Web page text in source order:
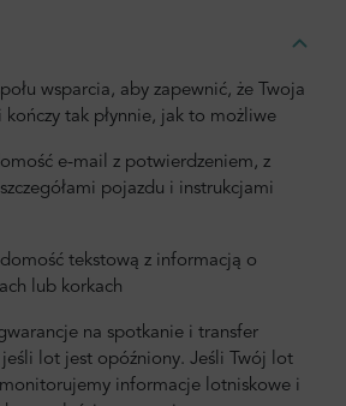
wsparcia, aby zapewnić, że Twoja
kończy tak płynnie, jak to możliwe
e-mail z potwierdzeniem, z
pojazdu i instrukcjami
tekstową z informacją o
lub korkach
na spotkanie i transfer
lot jest opóźniony. Jeśli Twój lot
informacje lotniskowe i